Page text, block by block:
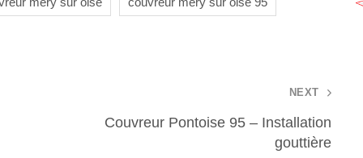
NEXT
Couvreur Pontoise 95 – Installation
gouttière